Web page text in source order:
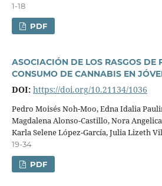
1-18
PDF
ASOCIACIÓN DE LOS RASGOS DE
CONSUMO DE CANNABIS EN
DOI: https://doi.org/10.21134/1036
Pedro Moisés Noh-Moo, Edna Idalia
Magdalena Alonso-Castillo, Nora
Karla Selene López-Garcí­a, Julia Lizeth
19-34
PDF